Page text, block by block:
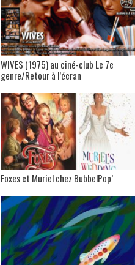
WIVES (1975) au ciné-club Le 7e
genre/Retour à l’écran
Foxes et Muriel chez BubbelPop’